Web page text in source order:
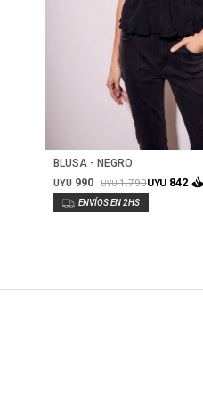
BLUSA - NEGRO
UYU 990 UYU1.790UYU 842